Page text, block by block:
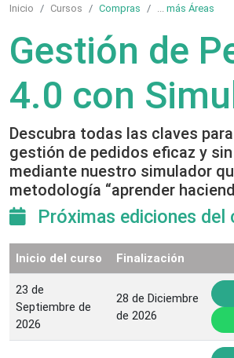
Inicio Cursos Compras más Áreas
Gestión de
4.0 con
Descubra todas las claves
gestión de pedidos eficaz y
mediante nuestro simulador
metodología “aprender
Próximas ediciones del
Inicio del curso Finalización
23 de
Septiembre de
2026
28 de Diciembre
de 2026